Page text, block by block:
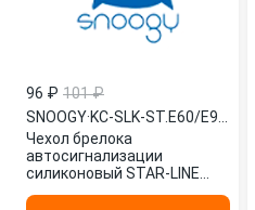
96 ₽ 101 ₽
SNOOGY·
Чехол брелока
автосигнализации
силиконовый STAR-LINE